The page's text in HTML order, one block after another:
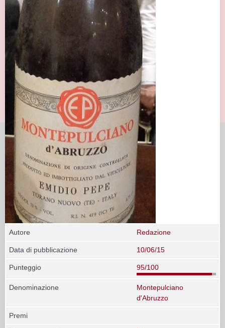
Autore Redazione
Data di pubblicazione 10/06/15
Punteggio 95/100
Denominazione
Montepulciano
d'Abruzzo
Premi